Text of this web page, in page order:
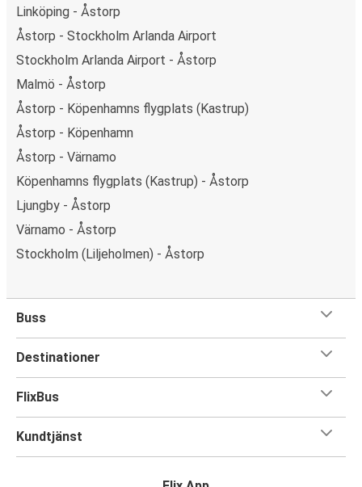
Linköping - Åstorp
Åstorp - Stockholm Arlanda Airport
Stockholm Arlanda Airport - Åstorp
Malmö - Åstorp
Åstorp - Köpenhamns flygplats (Kastrup)
Åstorp - Köpenhamn
Åstorp - Värnamo
Köpenhamns flygplats (Kastrup) - Åstorp
Ljungby - Åstorp
Värnamo - Åstorp
Stockholm (Liljeholmen) - Åstorp
Buss
Destinationer
FlixBus
Kundtjänst